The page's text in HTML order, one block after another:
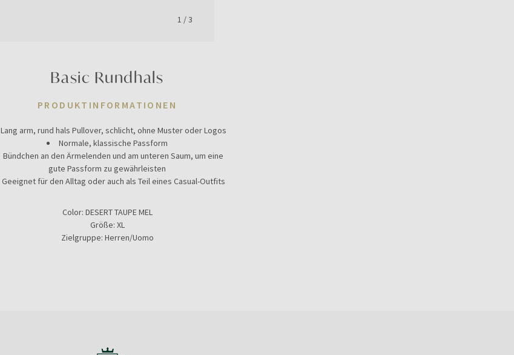
1 /3
Basic Rundhals
PRODUKTINFORMATIONEN
Lang arm, rund hals Pullover, schlicht, ohne Muster oder Logos
Normale, klassische Passform
Bündchen an den Ärmelenden und am unteren Saum, um eine
gute Passform zu gewährleisten
Geeignet für den Alltag oder auch als Teil eines Casual-Outfits
Color: DESERT TAUPE MEL
Größe: XL
Zielgruppe: Herren/Uomo